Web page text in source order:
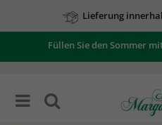
Lieferung
Füllen Sie den Sommer